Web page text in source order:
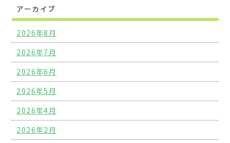
アーカイブ
2026年8月
2026年7月
2026年6月
2026年5月
2026年4月
2026年2月